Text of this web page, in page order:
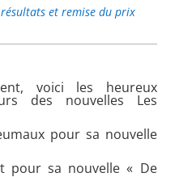
et remise du prix
voici les heureux
des nouvelles Les
pour sa nouvelle
pour sa nouvelle « De